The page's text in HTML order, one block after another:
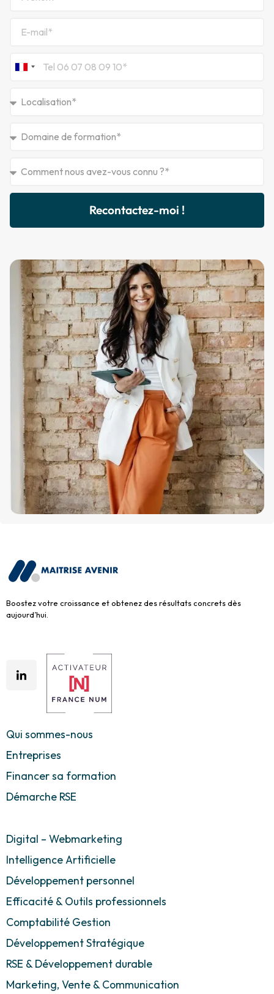
France
Recontactez-moi !
Boostez votre croissance et obtenez des résultats concrets dès
aujourd’hui.
Qui sommes-nous
Entreprises
Financer sa formation
Démarche RSE
Digital – Webmarketing
Intelligence Artificielle
Développement personnel
Efficacité & Outils professionnels
Comptabilité Gestion
Développement Stratégique
RSE & Développement durable
Marketing, Vente & Communication